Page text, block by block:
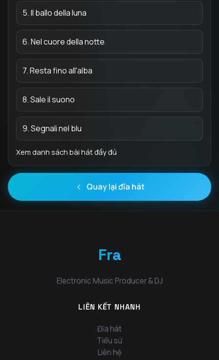
5. Il ballo della luna
6. Nel cuore della notte
7. Resta fino all'alba
8. Sale il suono
9. Segnali nel blu
Xem danh sách bài hát đầy đủ
Quay lại đĩa hát
Fra
Electronic Music Producer & DJ
LIÊN KẾT NHANH
Đĩa hát
Tiểu sử
Liên hệ